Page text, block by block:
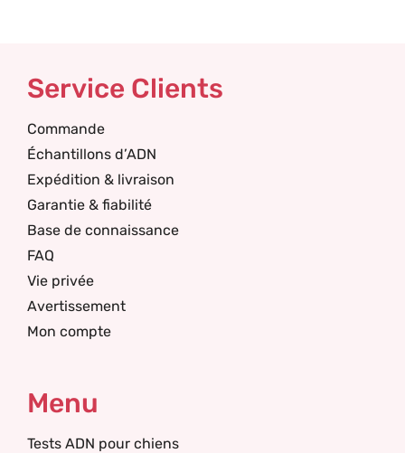
Service Clients
Commande
Échantillons d’ADN
Expédition & livraison
Garantie & fiabilité
Base de connaissance
FAQ
Vie privée
Avertissement
Mon compte
Menu
Tests ADN pour chiens